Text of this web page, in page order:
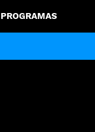
PROGRAMAS